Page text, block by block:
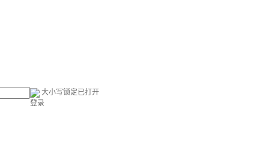
大小写锁定已打开
登录